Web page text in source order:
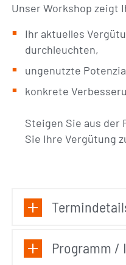
Unser Workshop zeigt
Ihr aktuelles
durchleuchten,
ungenutzte
konkrete
Steigen Sie aus der
Sie Ihre Vergütung
Programm /